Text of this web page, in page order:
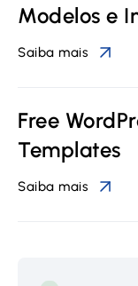
Modelos e
Saiba mais
Free
Templates
Saiba mais